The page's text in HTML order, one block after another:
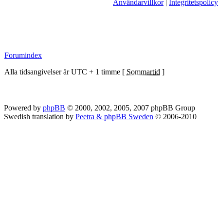
Användarvillkor| Integritetspolicy
Forumindex
Alla tidsangivelser är UTC + 1 timme [ Sommartid ]
Powered by phpBB © 2000, 2002, 2005, 2007 phpBB Group
Swedish translation by Peetra & phpBB Sweden © 2006-2010